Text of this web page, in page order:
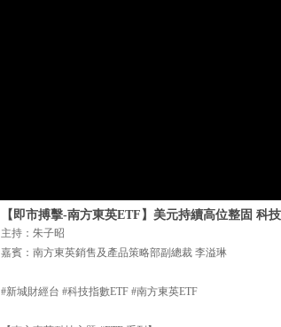
【即市搏擊-南方東英ETF】美元持續高位整固 科
主持：朱子昭
嘉賓：南方東英銷售及產品策略部副總裁 李溢琳
#新城財經台 #科技指數ETF #南方東英ETF